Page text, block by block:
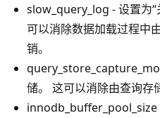
slow_query_log - 设置为
可以消除数据加载过程中
销。
储。 这可以消除由查询存
innodb_buffer_pool_size